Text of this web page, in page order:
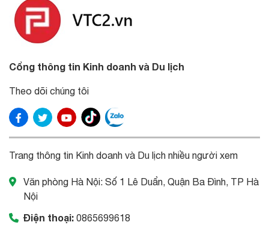
Cổng thông tin Kinh doanh và Du lịch
Theo dõi chúng tôi
Trang thông tin Kinh doanh và Du lịch nhiều người xem
Văn phòng Hà Nội: Số 1 Lê Duẩn, Quận Ba Đình, TP Hà
Nội
Điện thoại: 0865699618